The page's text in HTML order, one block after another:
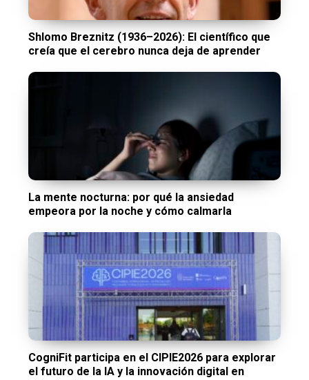
Shlomo Breznitz (1936–2026): El científico que
creía que el cerebro nunca deja de aprender
La mente nocturna: por qué la ansiedad
empeora por la noche y cómo calmarla
CogniFit participa en el CIPIE2026 para explorar
el futuro de la IA y la innovación digital en